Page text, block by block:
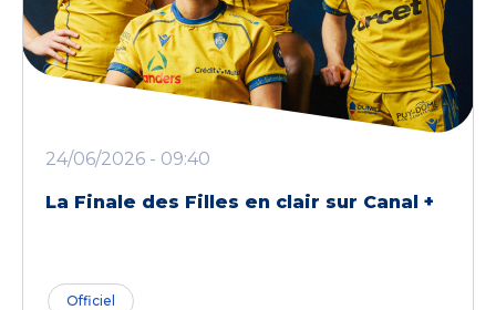
24/06/2026 - 09:40
La Finale des Filles en clair sur Canal +
Officiel